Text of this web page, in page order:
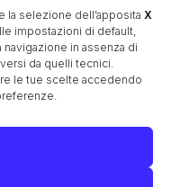
la selezione dell’apposita X
impostazioni di default,
in assenza di
da quelli tecnici.
le tue scelte accedendo
secolo